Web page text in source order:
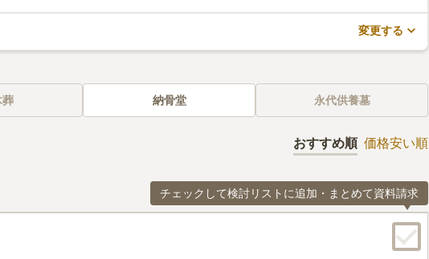
変更する
葬 納骨堂 永代供養墓
おすすめ順 価格安い順
チェックして検討リストに追加・まとめて資料請求